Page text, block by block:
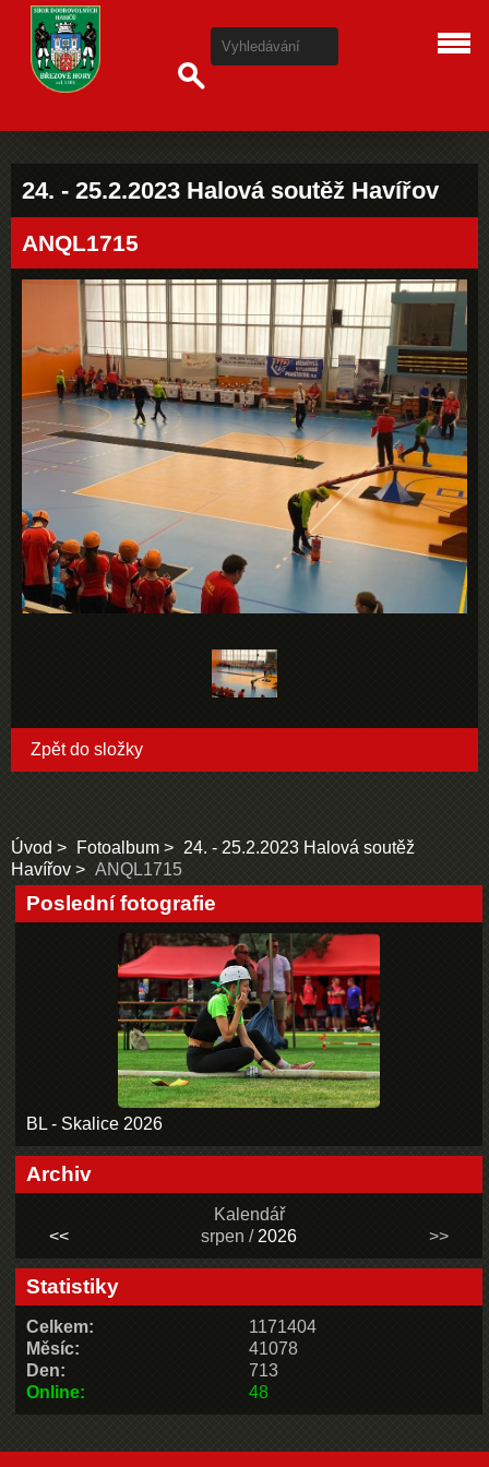
24. - 25.2.2023 Halová soutěž Havířov
ANQL1715
Zpět do složky
Úvod Fotoalbum
24. - 25.2.2023 Halová soutěž
Havířov
ANQL1715
Poslední fotografie
BL - Skalice 2026
Archiv
Kalendář
<<
srpen / 2026 >>
Statistiky
Online: 48
Celkem:
1171404
Měsíc:
41078
Den:
713